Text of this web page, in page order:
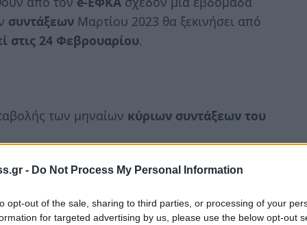
- Do Not Process My Personal Information
opt-out of the sale, sharing to third parties, or processing of your
for targeted advertising by us, please use the below opt-out
συντάξεων Μαρτίου 2023 θα ξεκινήσει από
στις 24 Φεβρουαρίου.
των μηναίων κύριων συντάξεων του
ημέρα του προηγούμενου μήνα.
εργάσιμη ημέρα του προηγούμενου